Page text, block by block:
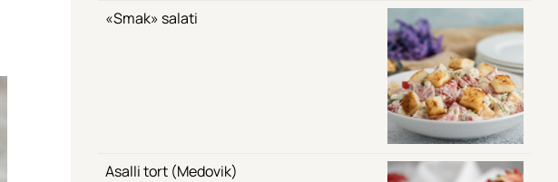
«Smak» salati
Asalli tort (Medovik)